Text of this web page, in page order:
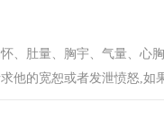
、肚量、胸宇、气量、心
他的宽恕或者发泄愤怒,如